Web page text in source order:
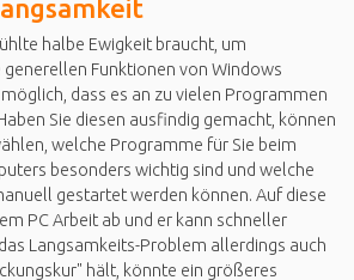
halbe Ewigkeit braucht, um
generellen Funktionen von Windows
dass es an zu vielen Programmen
Sie diesen ausfindig gemacht, können
welche Programme für Sie beim
besonders wichtig sind und welche
gestartet werden können. Auf diese
PC Arbeit ab und er kann schneller
Langsamkeits-Problem allerdings auch
hält, könnte ein größeres